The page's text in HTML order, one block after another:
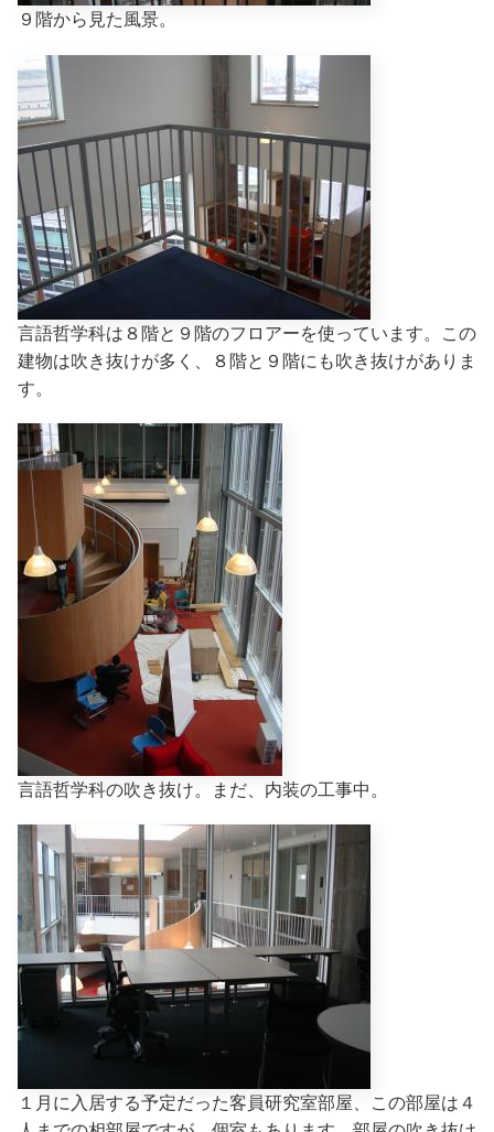
９階から見た風景。
言語哲学科は８階と９階のフロアーを使っています。この
建物は吹き抜けが多く、８階と９階にも吹き抜けがありま
す。
言語哲学科の吹き抜け。まだ、内装の工事中。
１月に入居する予定だった客員研究室部屋、この部屋は４